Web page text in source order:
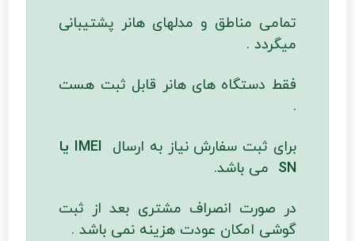
تمامی مناطق و مدلهای هانر پشتیبانی
میگردد .
فقط دستگاه های هانر قابل ثبت هست
.
برای ثبت سفارش نیاز به ارسال
IMEI یا
SN می باشد.
در صورت انصراف مشتری بعد از ثبت
گوشی امکان عودت هزینه نمی باشد .